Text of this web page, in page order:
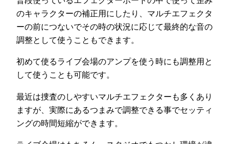
のキャラクターの補正用にしたり、マルチエフェクタ
ーの前につないでその時の状況に応じて最終的な音の
調整として使うこともできます。
初めて使るライブ会場のアンプを使う時にも調整用と
して使うことも可能です。
最近は捜査のしやすいマルチエフェクターも多くあり
ますが、実際にあるつまみで調整できる事でセッティ
ングの時間短縮ができます。